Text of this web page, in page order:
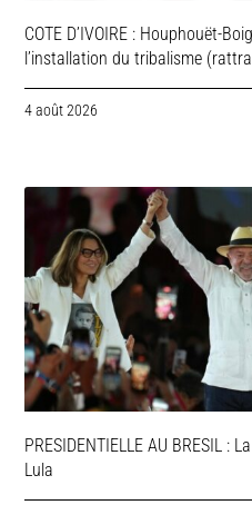
COTE D’IVOIRE : Houphouët-
l’installation du tribalisme
4 août 2026
PRESIDENTIELLE AU BRESIL :
Lula